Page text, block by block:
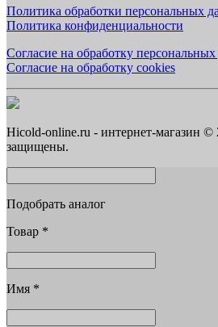
Политика обработки персональных
Политика конфиденциальности
Согласие на обработку
Согласие на обработку cookies
Hicold-online.ru - интернет-магазин ©
защищены.
Подобрать аналог
Товар *
Имя *